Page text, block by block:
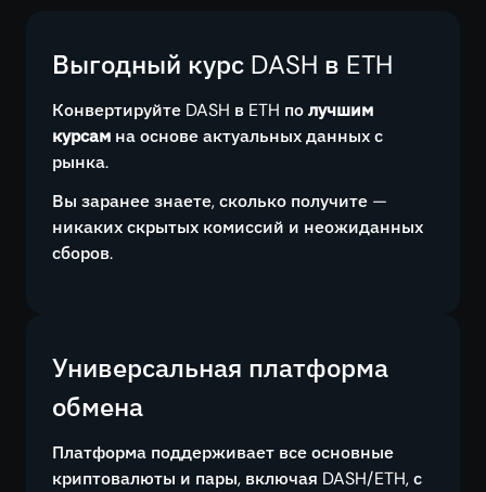
Выгодный курс DASH в ETH
Конвертируйте DASH в ETH получшим
курсам на основе актуальных данных с
рынка.
Вы заранее знаете, сколько получите —
никаких скрытых комиссий и неожиданных
сборов.
Универсальная платформа
обмена
Платформа поддерживает все основные
криптовалюты и пары, включая DASH/ETH, с